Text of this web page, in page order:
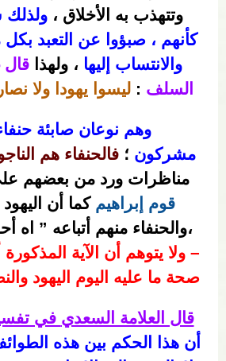
وتتهذب به الأخلاق ، ولذلك
كأنهم ، صبؤوا عن التعبد
والانتساب إليها ، ولهذا قال
السلف :ليسوا يهودا ولا
وهم نوعان صابئة
مشركون ؛ فالحنفاء هم
مناظرات ورد من بعضهم
قوم إبراهيم كما أن
،والحنفاء منهم أتباعه ” اه
– ولا يتوهم أن الآية
صحة ما عليه اليوم اليهود
قال العلامة السعدي في
أن هذا الحكم بين هذه